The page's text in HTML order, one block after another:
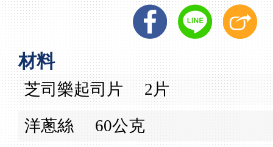
材料
芝司樂起司片
2片
洋蔥絲
60公克